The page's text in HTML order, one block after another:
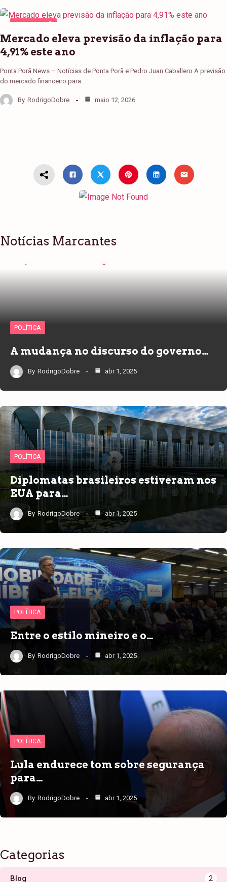
PONTA PORÃ
Mercado eleva previsão da inflação para
4,91% este ano
Ponta Porã News – Notícias de Ponta Porã e Pedro Juan Caballero A previsão
do mercado financeiro para…
By RodrigoDobre maio 12, 2026
Notícias Marcantes
POLÍTICA
A mudança no discurso do governo…
By RodrigoDobre abr 1, 2025
POLÍTICA
Diplomatas brasileiros estiveram nos
EUA para…
By RodrigoDobre abr 1, 2025
POLÍTICA
Entre o estilo mineiro e o…
By RodrigoDobre abr 1, 2025
POLÍTICA
Lula endurece tom sobre segurança
para…
By RodrigoDobre abr 1, 2025
Categorias
Blog 2